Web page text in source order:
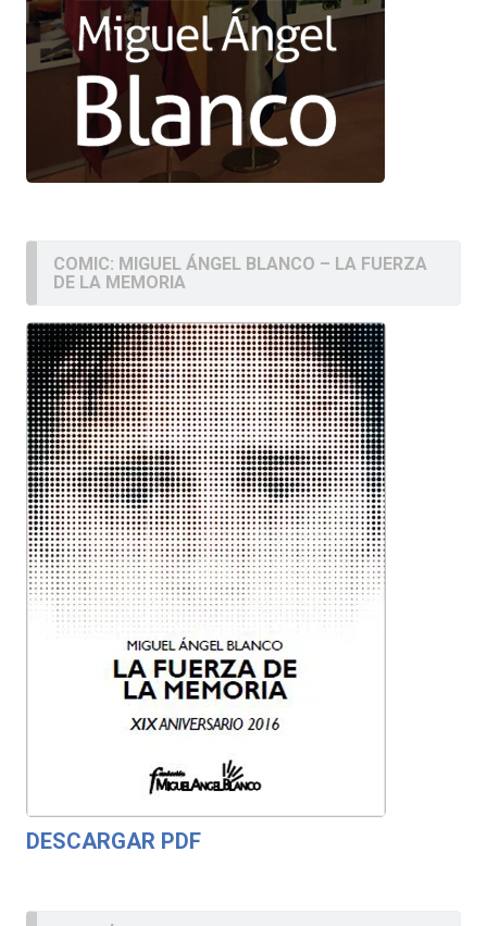
COMIC: MIGUEL ÁNGEL BLANCO – LA FUERZA
DE LA MEMORIA
DESCARGAR PDF